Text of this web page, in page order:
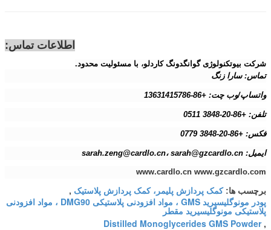
اطلاعات تماس:
شرکت بیوتکنولوژی گوانگدونگ کاردلو، با مسئولیت محدود.
تماس: سارا زنگ
واتساپ/وب چت: +86-13631415786
تلفن: +86-20-3848 0511
فکس: +86-20-3848 0779
ایمیل: sarah.zeng@cardlo.cn، sarah@gzcardlo.cn
www.cardlo.cn www.gzcardlo.com
برچسب ها:کمک پردازش پلیمر، کمک پردازش پلاستیک ,
پودر مونوگلیسیرید GMS ، مواد افزودنی پلاستیکی DMG90 ، مواد افزودنی
پلاستیکی مونوگلیسیرید مقطر
,
Distilled Monoglycerides GMS Powder